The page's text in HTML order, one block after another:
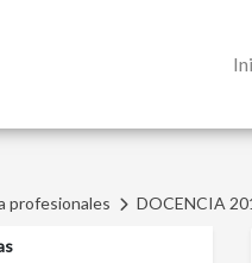
profesionales DOCENCIA